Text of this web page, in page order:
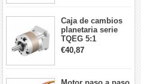
Robot CNC DIY
Caja de cambios
planetaria serie
TQEG 5:1
contragolpe 15
arcmin para motor
€40,87